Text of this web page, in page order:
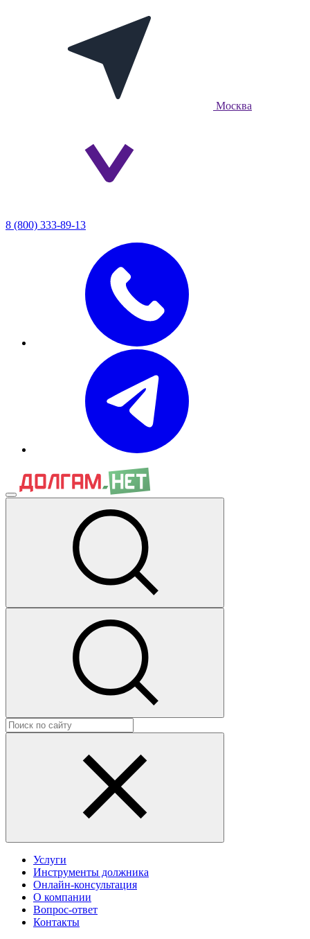
Москва
8 (800) 333-89-13
Услуги
Инструменты должника
Онлайн-консультация
О компании
Вопрос-ответ
Контакты